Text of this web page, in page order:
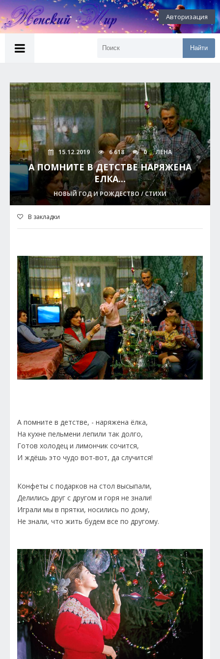
Авторизация
Найти
15.12.2019 6 618 0 ЛЕНА
А ПОМНИТЕ В ДЕТСТВЕ НАРЯЖЕНА
ЕЛКА...
НОВЫЙ ГОД И РОЖДЕСТВО / СТИХИ
В закладки
А помните в детстве, - наряжена ёлка,
На кухне пельмени лепили так долго,
Готов холодец и лимончик сочится,
И ждёшь это чудо вот-вот, да случится!
Конфеты с подарков на стол высыпали,
Делились друг с другом и горя не знали!
Играли мы в прятки, носились по дому,
Не знали, что жить будем все по другому.